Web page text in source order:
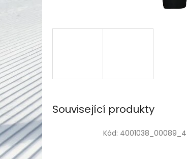
Související produkty
Kód: